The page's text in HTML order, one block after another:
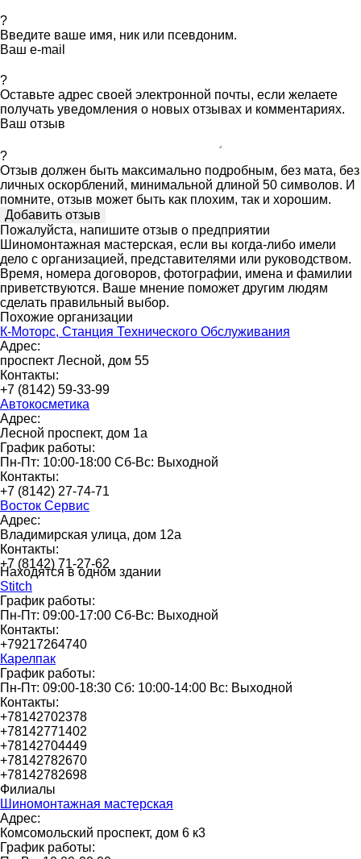
?
Введите ваше имя, ник или псевдоним.
Ваш e-mail
?
Оставьте адрес своей электронной почты, если желаете
получать уведомления о новых отзывах и комментариях.
Ваш отзыв
?
Отзыв должен быть максимально подробным, без мата, без
личных оскорблений, минимальной длиной 50 символов. И
помните, отзыв может быть как плохим, так и хорошим.
Пожалуйста, напишите отзыв о предприятии
Шиномонтажная мастерская, если вы когда-либо имели
дело с организацией, представителями или руководством.
Время, номера договоров, фотографии, имена и фамилии
приветствуются. Ваше мнение поможет другим людям
сделать правильный выбор.
Похожие организации
К-Моторс, Станция Технического Обслуживания
Адрес:
проспект Лесной, дом 55
Контакты:
+7 (8142) 59-33-99
Автокосметика
Адрес:
Лесной проспект, дом 1а
График работы:
Пн-Пт: 10:00-18:00 Сб-Вс: Выходной
Контакты:
+7 (8142) 27-74-71
Восток Сервис
Адрес:
Владимирская улица, дом 12а
Контакты:
+7 (8142) 71-27-62
Находятся в одном здании
Stitch
График работы:
Пн-Пт: 09:00-17:00 Сб-Вс: Выходной
Контакты:
+79217264740
Карелпак
График работы:
Пн-Пт: 09:00-18:30 Сб: 10:00-14:00 Вс: Выходной
Контакты:
+78142702378
+78142771402
+78142704449
+78142782670
+78142782698
Филиалы
Шиномонтажная мастерская
Адрес:
Комсомольский проспект, дом 6 к3
График работы: